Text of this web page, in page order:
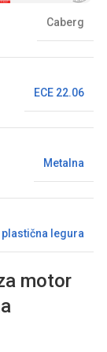
Caberg
ECE 22.06
Metalna
plastična legura
motor